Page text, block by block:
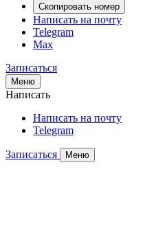
Скопировать номер
Написать на почту
Telegram
Max
Записаться
Меню
Написать
Написать на почту
Telegram
Записаться Меню